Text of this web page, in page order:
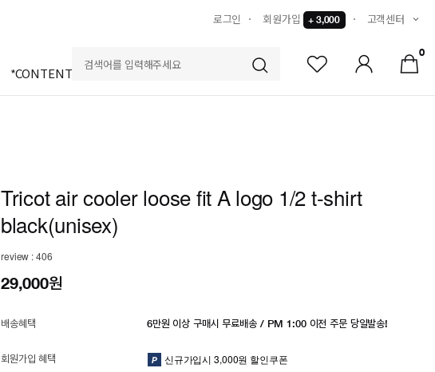
로그인 회원가입 + 3,000 고객센터
*CONTENTS
0
Tricot air cooler loose fit A logo 1/2 t-shirt
black(unisex)
review : 406
29,000원
배송혜택 6만원 이상 구매시 무료배송 / PM 1:00 이전 주문 당일발송!
회원가입 혜택 신규가입시 3,000원 할인쿠폰